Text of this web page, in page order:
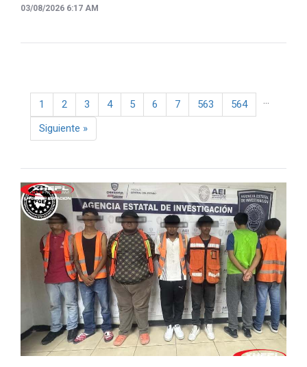
03/08/2026 6:17 AM
1 2 3 4 5 6 7 ...
563
564
Siguiente »Next